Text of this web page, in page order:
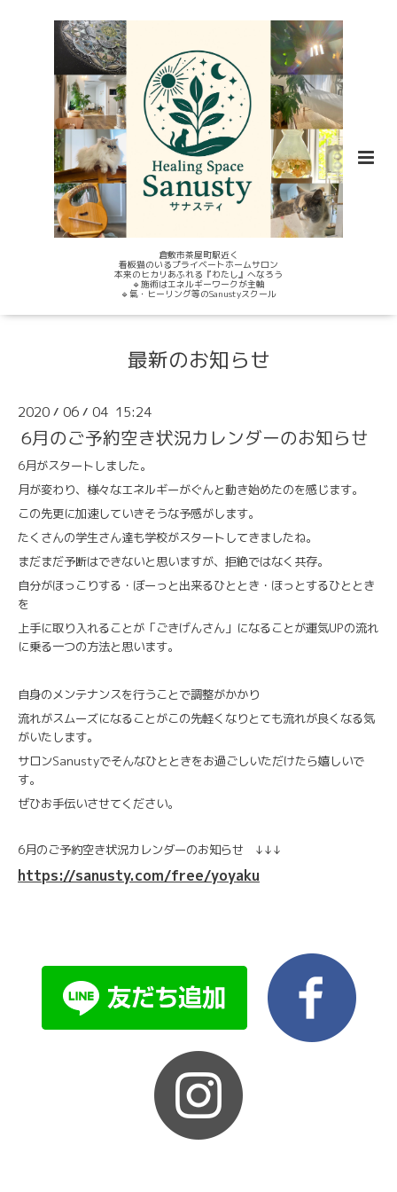
倉敷市茶屋町駅近く
看板猫のいるプライベートホームサロン
本来のヒカリあふれる『わたし』へなろう
🔹施術はエネルギーワークが主軸
🔹氣・ヒーリング等のSanustyスクール
最新のお知らせ
2020 / 06 / 04 15:24
6月のご予約空き状況カレンダーのお知らせ
6月がスタートしました。
月が変わり、様々なエネルギーがぐんと動き始めたのを感じます。
この先更に加速していきそうな予感がします。
たくさんの学生さん達も学校がスタートしてきましたね。
まだまだ予断はできないと思いますが、拒絶ではなく共存。
自分がほっこりする・ぼーっと出来るひととき・ほっとするひととき
を
上手に取り入れることが「ごきげんさん」になることが運気UPの流れ
に乗る一つの方法と思います。
自身のメンテナンスを行うことで調整がかかり
流れがスムーズになることがこの先軽くなりとても流れが良くなる気
がいたします。
サロンSanustyでそんなひとときをお過ごしいただけたら嬉しいで
す。
ぜひお手伝いさせてください。
6月のご予約空き状況カレンダーのお知らせ ↓↓↓
https://sanusty.com/free/yoyaku